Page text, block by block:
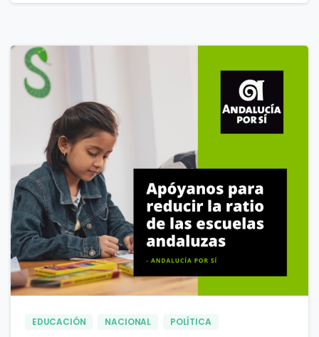
EDUCACIÓN NACIONAL POLÍTICA